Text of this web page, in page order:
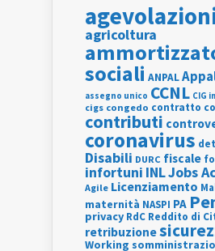
agricoltura
sociali ANPAL
assegno unico CCNL CIG
cigs congedo contratto
contributi
coronavirus
Disabili DURC fiscale
infortuni INLJobs
Agile Licenziamento
maternità NASPI PA
privacy RdC Reddito di
retribuzione
Working